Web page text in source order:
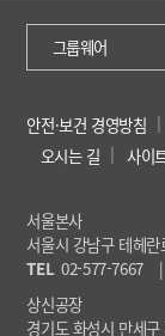
그룹웨어
안전·보건 경영방침
오시는 길
사이
서울본사
서울시 강남구 테헤
TEL 02-577-7667 |
상신공장
경기도 화성시 만세